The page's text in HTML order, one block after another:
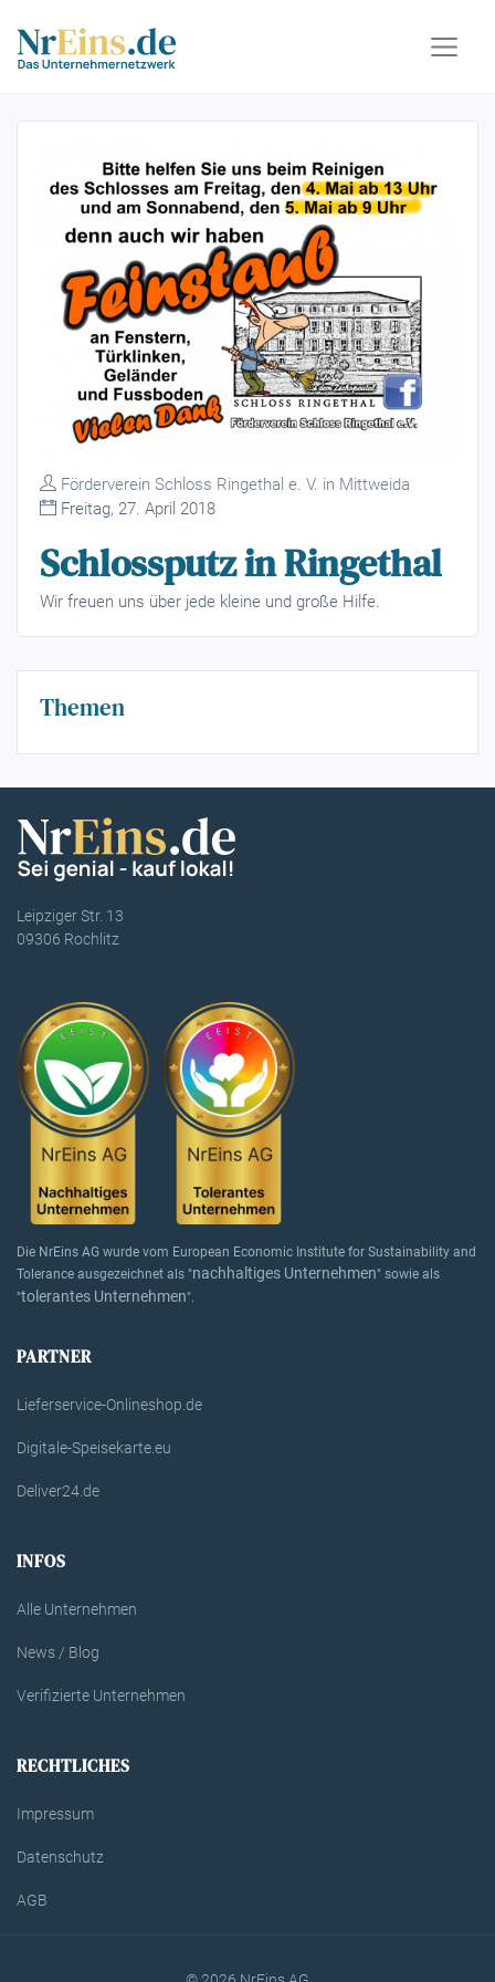
Förderverein Schloss Ringethal e. V. in Mittweida
Freitag, 27. April 2018
Schlossputz in Ringethal
Wir freuen uns über jede kleine und große Hilfe.
Themen
Leipziger Str. 13
09306 Rochlitz
Die NrEins AG wurde vom European Economic Institute for Sustainability and
Tolerance ausgezeichnet als "nachhaltiges Unternehmen" sowie als
"tolerantes Unternehmen".
PARTNER
Lieferservice-Onlineshop.de
Digitale-Speisekarte.eu
Deliver24.de
INFOS
Alle Unternehmen
News / Blog
Verifizierte Unternehmen
RECHTLICHES
Impressum
Datenschutz
AGB